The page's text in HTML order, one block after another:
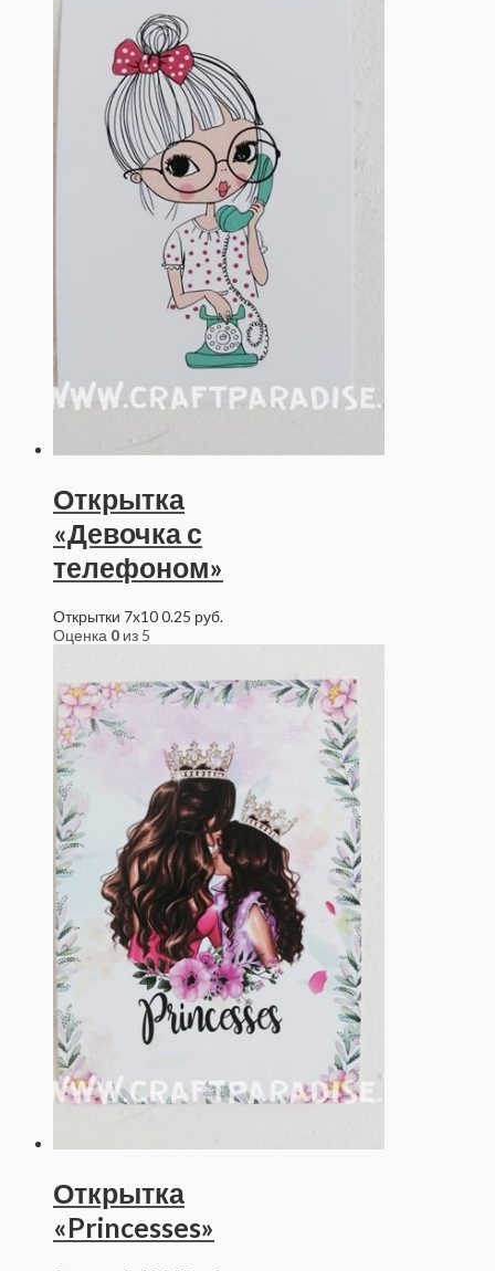
Открытка
«Девочка с
телефоном»
Открытки 7x100.25 руб.
Оценка 0 из 5
Открытка
«Princesses»